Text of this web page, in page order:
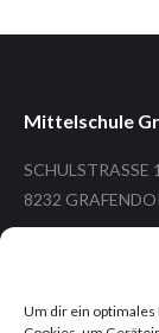
Um dir ein
Mittelschule
SCHULSTRASSE
8232
Tel.: +43 (3338)